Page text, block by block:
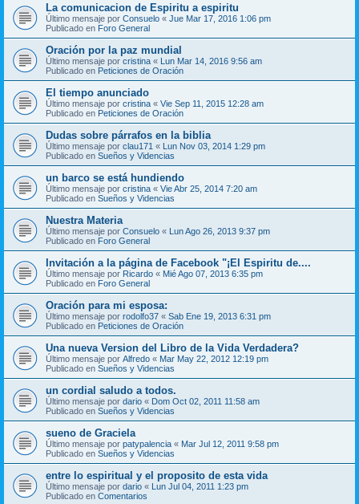
La comunicacion de Espiritu a espiritu
Último mensaje por Consuelo « Jue Mar 17, 2016 1:06 pm
Publicado en Foro General
Oración por la paz mundial
Último mensaje por cristina « Lun Mar 14, 2016 9:56 am
Publicado en Peticiones de Oración
El tiempo anunciado
Último mensaje por cristina « Vie Sep 11, 2015 12:28 am
Publicado en Peticiones de Oración
Dudas sobre párrafos en la biblia
Último mensaje por clau171 « Lun Nov 03, 2014 1:29 pm
Publicado en Sueños y Videncias
un barco se está hundiendo
Último mensaje por cristina « Vie Abr 25, 2014 7:20 am
Publicado en Sueños y Videncias
Nuestra Materia
Último mensaje por Consuelo « Lun Ago 26, 2013 9:37 pm
Publicado en Foro General
Invitación a la página de Facebook "¡El Espiritu de....
Último mensaje por Ricardo « Mié Ago 07, 2013 6:35 pm
Publicado en Foro General
Oración para mi esposa:
Último mensaje por rodolfo37 « Sab Ene 19, 2013 6:31 pm
Publicado en Peticiones de Oración
Una nueva Version del Libro de la Vida Verdadera?
Último mensaje por Alfredo « Mar May 22, 2012 12:19 pm
Publicado en Sueños y Videncias
un cordial saludo a todos.
Último mensaje por dario « Dom Oct 02, 2011 11:58 am
Publicado en Sueños y Videncias
sueno de Graciela
Último mensaje por patypalencia « Mar Jul 12, 2011 9:58 pm
Publicado en Sueños y Videncias
entre lo espiritual y el proposito de esta vida
Último mensaje por dario « Lun Jul 04, 2011 1:23 pm
Publicado en Comentarios